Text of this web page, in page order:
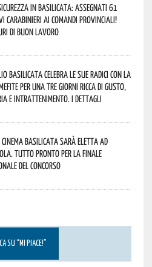
in Basilicata: assegnati 61
Carabinieri ai Comandi provinciali!
di buon lavoro
Basilicata celebra le sue radici con la
per una tre giorni ricca di gusto,
e intrattenimento. I dettagli
Cinema Basilicata sarà eletta ad
Tutto pronto per la finale
del concorso
SU “MI PIACE!”